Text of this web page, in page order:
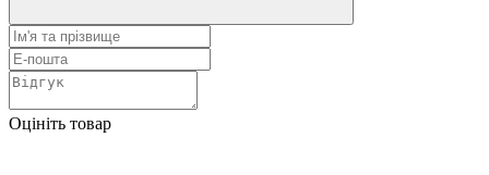
Оцініть товар